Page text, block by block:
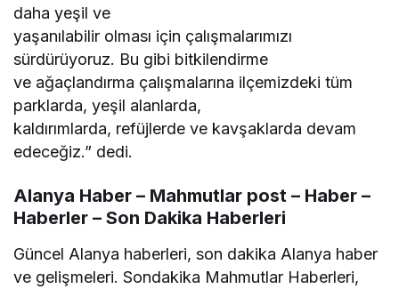
daha yeşil ve
yaşanılabilir olması için çalışmalarımızı
sürdürüyoruz. Bu gibi bitkilendirme
ve ağaçlandırma çalışmalarına ilçemizdeki tüm
parklarda, yeşil alanlarda,
kaldırımlarda, refüjlerde ve kavşaklarda devam
edeceğiz.” dedi.
Alanya Haber – Mahmutlar post – Haber –
Haberler – Son Dakika Haberleri
Güncel Alanya haberleri, son dakika Alanya haber
ve gelişmeleri. Sondakika Mahmutlar Haberleri,